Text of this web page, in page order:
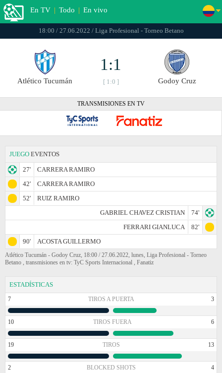
En TV | Todo | En vivo
18:00 / 27.06.2022 / Liga Profesional - Torneo Betano
Atlético Tucumán
1:1
[ 1:0 ] Godoy Cruz
TRANSMISIONES EN TV
JUEGO EVENTOS
27'
CARRERA RAMIRO
42'
CARRERA RAMIRO
52'
RUIZ RAMIRO
GABRIEL CHAVEZ CRISTIAN
74'
FERRARI GIANLUCA
82'
90'
ACOSTA GUILLERMO
Atlético Tucumán - Godoy Cruz, 18:00 / 27.06.2022, lunes, Liga Profesional - Torneo
Betano , transmisiones en tv: TyC Sports Internacional , Fanatiz
ESTADÍSTICAS
7 TIROS A PUERTA 3
10 TIROS FUERA 6
19 TIROS 13
2 BLOCKED SHOTS 4